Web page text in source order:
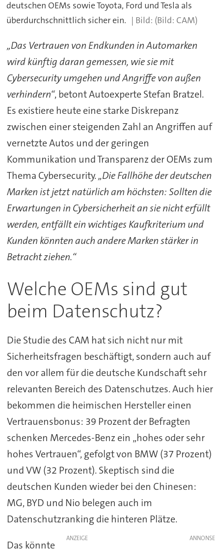
deutschen OEMs sowie Toyota, Ford und Tesla als
überdurchschnittlich sicher ein.
(Bild: CAM)
„Das Vertrauen von Endkunden in Automarken
wird künftig daran gemessen, wie sie mit
Cybersecurity umgehen und Angriffe von außen
verhindern“, betont Autoexperte Stefan Bratzel.
Es existiere heute eine starke Diskrepanz
zwischen einer steigenden Zahl an Angriffen auf
vernetzte Autos und der geringen
Kommunikation und Transparenz der OEMs zum
Thema Cybersecurity.„Die Fallhöhe der deutschen
Marken ist jetzt natürlich am höchsten: Sollten die
Erwartungen in Cybersicherheit an sie nicht erfüllt
werden, entfällt ein wichtiges Kaufkriterium und
Kunden könnten auch andere Marken stärker in
Betracht ziehen.“
Welche OEMs sind gut
beim Datenschutz?
Die Studie des CAM hat sich nicht nur mit
Sicherheitsfragen beschäftigt, sondern auch auf
den vor allem für die deutsche Kundschaft sehr
relevanten Bereich des Datenschutzes. Auch hier
bekommen die heimischen Hersteller einen
Vertrauensbonus: 39 Prozent der Befragten
schenken Mercedes-Benz ein „hohes oder sehr
hohes Vertrauen“, gefolgt von BMW (37 Prozent)
und VW (32 Prozent). Skeptisch sind die
deutschen Kunden wieder bei den Chinesen:
MG, BYD und Nio belegen auch im
Datenschutzranking die hinteren Plätze.
ANZEIGE
Das könnte